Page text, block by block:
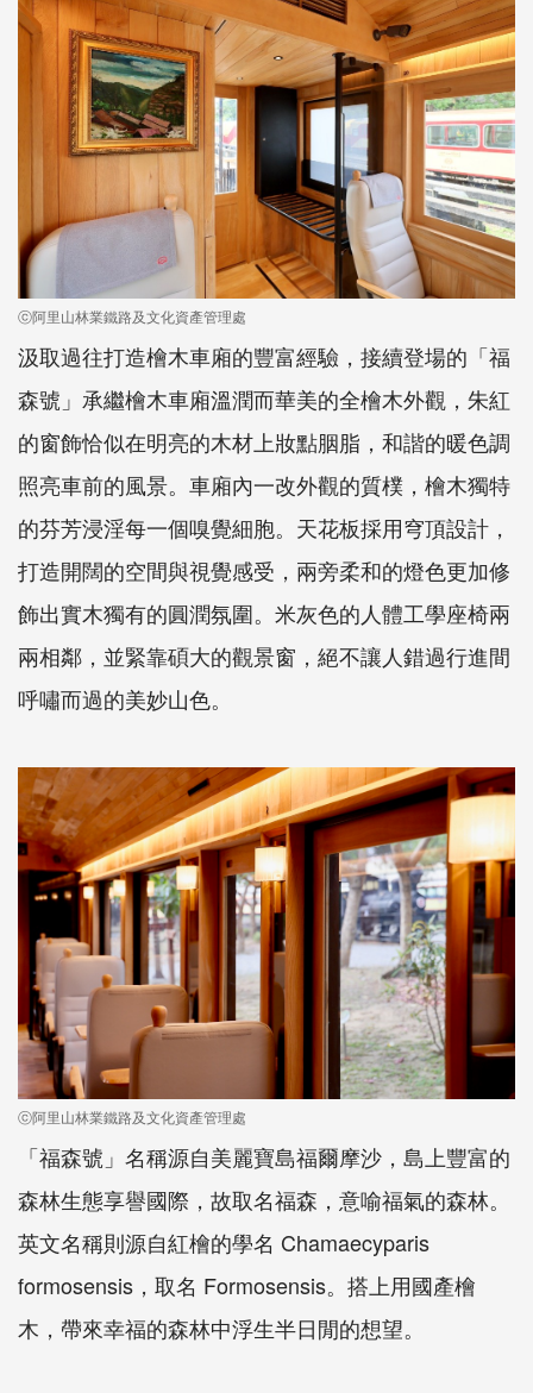
ⓒ阿里山林業鐵路及文化資產管理處
汲取過往打造檜木車廂的豐富經驗，接續登場的「福
森號」承繼檜木車廂溫潤而華美的全檜木外觀，朱紅
的窗飾恰似在明亮的木材上妝點胭脂，和諧的暖色調
照亮車前的風景。車廂內一改外觀的質樸，檜木獨特
的芬芳浸淫每一個嗅覺細胞。天花板採用穹頂設計，
打造開闊的空間與視覺感受，兩旁柔和的燈色更加修
飾出實木獨有的圓潤氛圍。米灰色的人體工學座椅兩
兩相鄰，並緊靠碩大的觀景窗，絕不讓人錯過行進間
呼嘯而過的美妙山色。
ⓒ阿里山林業鐵路及文化資產管理處
「福森號」名稱源自美麗寶島福爾摩沙，島上豐富的
森林生態享譽國際，故取名福森，意喻福氣的森林。
英文名稱則源自紅檜的學名 Chamaecyparis
formosensis，取名 Formosensis。搭上用國產檜
木，帶來幸福的森林中浮生半日閒的想望。